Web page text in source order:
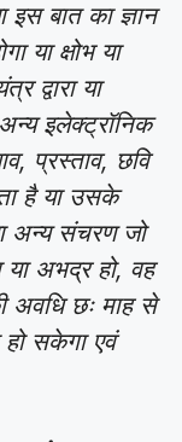
बात का ज्ञान
या क्षोभ या
द्वारा या
इलेक्ट्रॉनिक
प्रस्ताव, छवि
है या उसके
अन्य संचरण जो
अभद्र हो, वह
अवधि छः माह से
हो सकेगा एवं